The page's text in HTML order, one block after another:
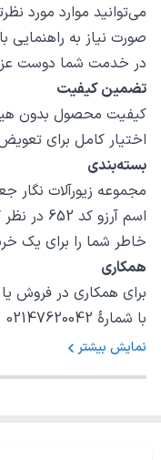
می‌توانید موارد مورد
صورت نیاز به راهنمایی
در خدمت شما دوست
تضمین کیفیت
کیفیت محصول بدون
اختیار کامل برای
بسته‌بندی
مجموعه زیورآلات نگار
اسم آرزو
خاطر شما را برای یک
همکاری
با شمارهٔ 02147620042 داخلی 5 تماس بگیرید.
نمایش بیشتر